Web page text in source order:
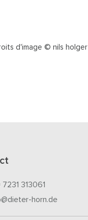
d'image © nils holger
313061
horn.de